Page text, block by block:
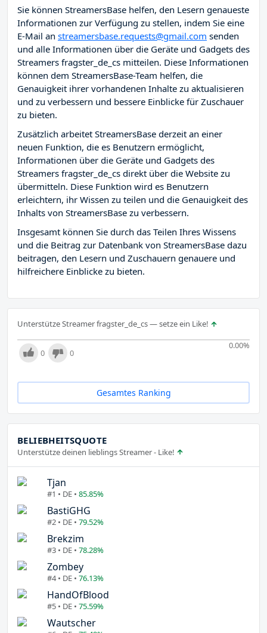
Sie können StreamersBase helfen, den Lesern genaueste
Informationen zur Verfügung zu stellen, indem Sie eine
E-Mail an streamersbase.requests@gmail.com senden
und alle Informationen über die Geräte und Gadgets des
Streamers fragster_de_cs mitteilen. Diese Informationen
können dem StreamersBase-Team helfen, die
Genauigkeit ihrer vorhandenen Inhalte zu aktualisieren
und zu verbessern und bessere Einblicke für Zuschauer
zu bieten.
Zusätzlich arbeitet StreamersBase derzeit an einer
neuen Funktion, die es Benutzern ermöglicht,
Informationen über die Geräte und Gadgets des
Streamers fragster_de_cs direkt über die Website zu
übermitteln. Diese Funktion wird es Benutzern
erleichtern, ihr Wissen zu teilen und die Genauigkeit des
Inhalts von StreamersBase zu verbessern.
Insgesamt können Sie durch das Teilen Ihres Wissens
und die Beitrag zur Datenbank von StreamersBase dazu
beitragen, den Lesern und Zuschauern genauere und
hilfreichere Einblicke zu bieten.
Unterstütze Streamer fragster_de_cs — setze ein Like!
0.00%
0 0
Gesamtes Ranking
BELIEBHEITSQUOTE
Unterstütze deinen lieblings Streamer - Like!
Tjan
#1 • DE • 85.85%
BastiGHG
#2 • DE • 79.52%
Brekzim
#3 • DE • 78.28%
Zombey
#4 • DE • 76.13%
HandOfBlood
#5 • DE • 75.59%
Wautscher